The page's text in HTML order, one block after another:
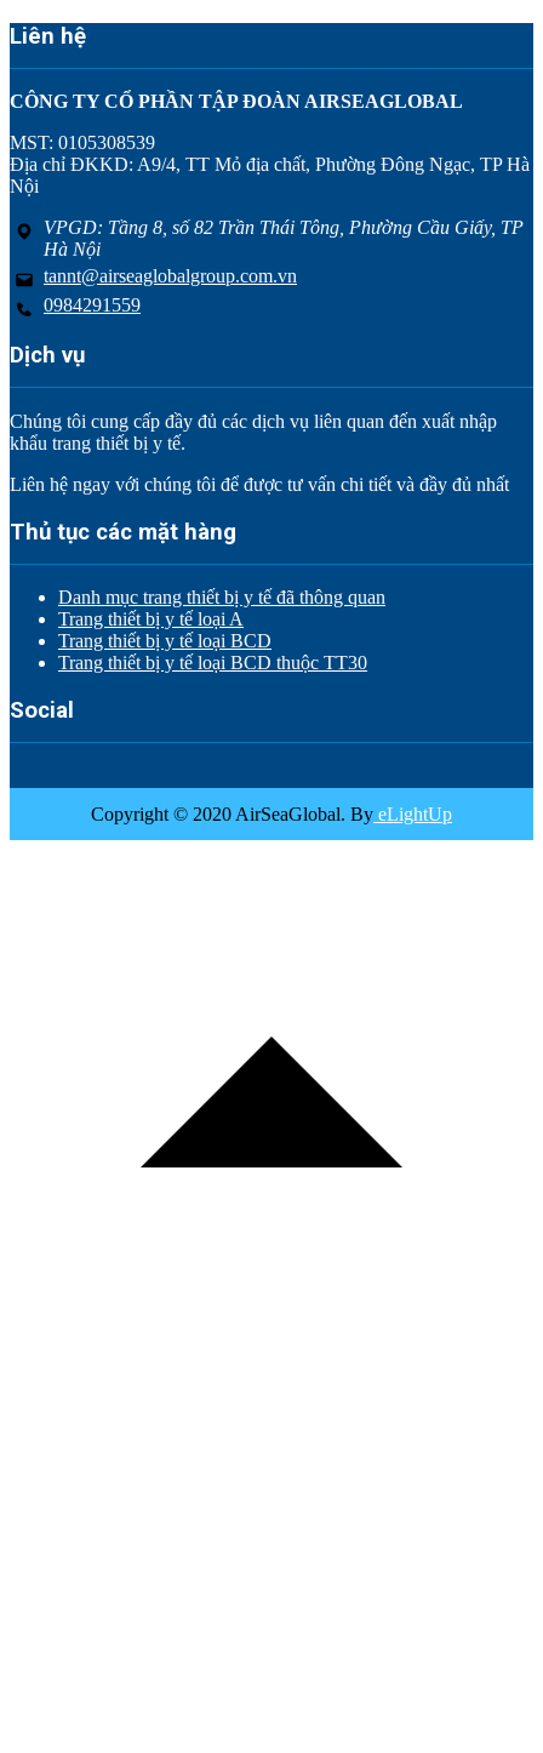
Liên hệ
CÔNG TY CỔ PHẦN TẬP ĐOÀN AIRSEAGLOBAL
MST: 0105308539
Địa chỉ ĐKKD: A9/4, TT Mỏ địa chất, Phường Đông Ngạc, TP Hà
Nội
VPGD: Tầng 8, số 82 Trần Thái Tông, Phường Cầu Giấy, TP
Hà Nội
tannt@airseaglobalgroup.com.vn
0984291559
Dịch vụ
Chúng tôi cung cấp đầy đủ các dịch vụ liên quan đến xuất nhập
khẩu trang thiết bị y tế.
Liên hệ ngay với chúng tôi để được tư vấn chi tiết và đầy đủ nhất
Thủ tục các mặt hàng
Danh mục trang thiết bị y tế đã thông quan
Trang thiết bị y tế loại A
Trang thiết bị y tế loại BCD
Trang thiết bị y tế loại BCD thuộc TT30
Social
Copyright © 2020 AirSeaGlobal. By eLightUp